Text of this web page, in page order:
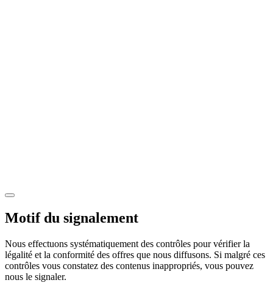
Motif du signalement
Nous effectuons systématiquement des contrôles pour vérifier la
légalité et la conformité des offres que nous diffusons. Si malgré ces
contrôles vous constatez des contenus inappropriés, vous pouvez
nous le signaler.